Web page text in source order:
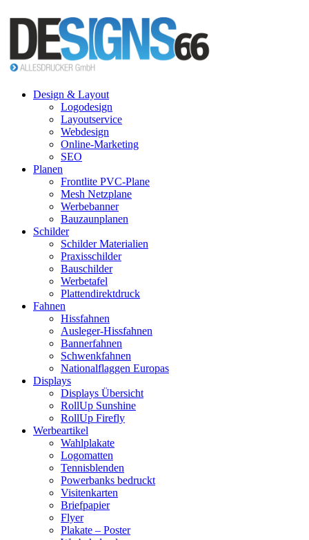
Design & Layout
Logodesign
Layoutservice
Webdesign
Online-Marketing
SEO
Planen
Frontlite PVC-Plane
Mesh Netzplane
Werbebanner
Bauzaunplanen
Schilder
Schilder Materialien
Praxisschilder
Bauschilder
Werbetafel
Plattendirektdruck
Fahnen
Hissfahnen
Ausleger-Hissfahnen
Bannerfahnen
Schwenkfahnen
Nationalflaggen Europas
Displays
Displays Übersicht
RollUp Sunshine
RollUp Firefly
Werbeartikel
Wahlplakate
Logomatten
Tennisblenden
Powerbanks bedruckt
Visitenkarten
Briefpapier
Flyer
Plakate – Poster